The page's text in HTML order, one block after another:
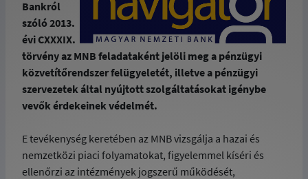
Bankról
szóló 2013.
évi CXXXIX.
törvény az MNB feladataként jelöli meg a pénzügyi
közvetítőrendszer felügyeletét, illetve a pénzügyi
szervezetek által nyújtott szolgáltatásokat igénybe
vevők érdekeinek védelmét.
E tevékenység keretében az MNB vizsgálja a hazai és
nemzetközi piaci folyamatokat, figyelemmel kíséri és
ellenőrzi az intézmények jogszerű működését,